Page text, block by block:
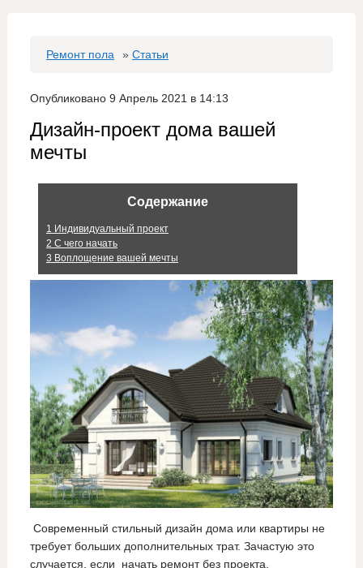
Ремонт пола » Статьи
Опубликовано 9 Апрель 2021 в 14:13
Дизайн-проект дома вашей
мечты
Содержание
1 Индивидуальный проект
2 С чего начать
3 Воплощение вашей мечты
Современный стильный дизайн дома или квартиры не
требует больших дополнительных трат. Зачастую это
случается, если начать ремонт без проекта.